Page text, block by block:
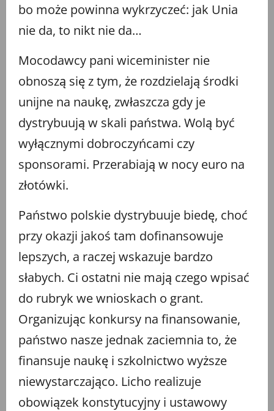
bo może powinna wykrzyczeć: jak Unia
nie da, to nikt nie da…
Mocodawcy pani wiceminister nie
obnoszą się z tym, że rozdzielają środki
unijne na naukę, zwłaszcza gdy je
dystrybuują w skali państwa. Wolą być
wyłącznymi dobroczyńcami czy
sponsorami. Przerabiają w nocy euro na
złotówki.
Państwo polskie dystrybuuje biedę, choć
przy okazji jakoś tam dofinansowuje
lepszych, a raczej wskazuje bardzo
słabych. Ci ostatni nie mają czego wpisać
do rubryk we wnioskach o grant.
Organizując konkursy na finansowanie,
państwo nasze jednak zaciemnia to, że
finansuje naukę i szkolnictwo wyższe
niewystarczająco. Licho realizuje
obowiązek konstytucyjny i ustawowy